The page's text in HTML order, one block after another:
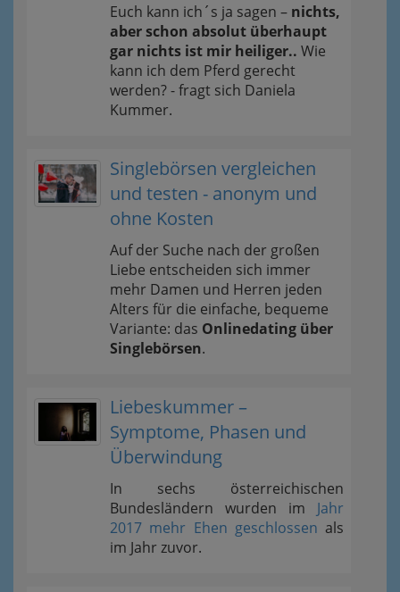
Euch kann ich´s ja sagen – nichts,
aber schon absolut überhaupt
gar nichts ist mir heiliger.. Wie
kann ich dem Pferd gerecht
werden? - fragt sich Daniela
Kummer.
Singlebörsen vergleichen
und testen - anonym und
ohne Kosten
Auf der Suche nach der großen
Liebe entscheiden sich immer
mehr Damen und Herren jeden
Alters für die einfache, bequeme
Variante: das Onlinedating über
Singlebörsen.
Liebeskummer –
Symptome, Phasen und
Überwindung
In sechs österreichischen
Bundesländern wurden im Jahr
2017 mehr Ehen geschlossen als
im Jahr zuvor.